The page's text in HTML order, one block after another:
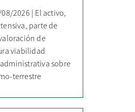
2026 | El activo,
parte de
de
viabilidad
sobre
terrestre